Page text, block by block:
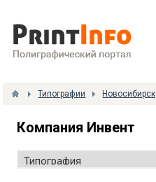
Типографии Новосибирск
Компания Инвент